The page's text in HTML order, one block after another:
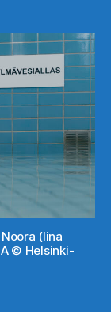
(Iina
© Helsinki-